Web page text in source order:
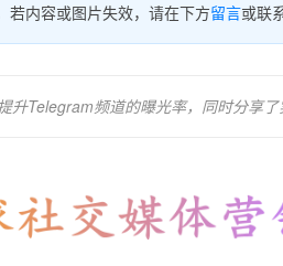
若内容或图片失效，请在下方留言或联
Telegram频道的曝光率，同时分享了